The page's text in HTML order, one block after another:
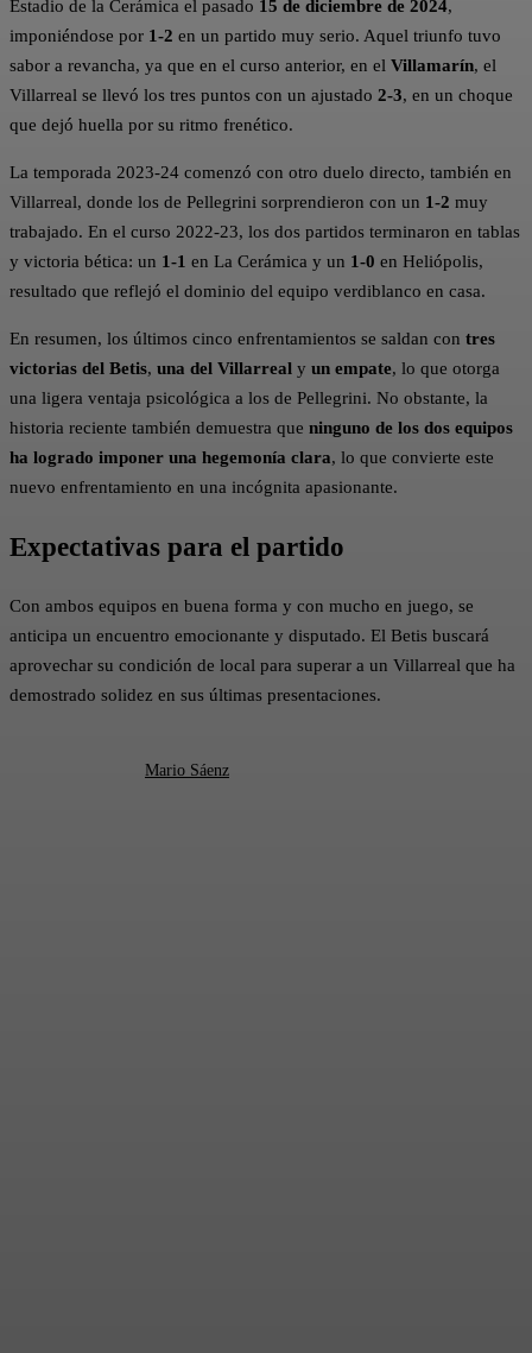
Estadio de la Cerámica el pasado 15 de diciembre de 2024,
imponiéndose por 1-2 en un partido muy serio. Aquel triunfo tuvo
sabor a revancha, ya que en el curso anterior, en el Villamarín, el
Villarreal se llevó los tres puntos con un ajustado 2-3, en un choque
que dejó huella por su ritmo frenético.
La temporada 2023-24 comenzó con otro duelo directo, también en
Villarreal, donde los de Pellegrini sorprendieron con un 1-2 muy
trabajado. En el curso 2022-23, los dos partidos terminaron en tablas
y victoria bética: un 1-1 en La Cerámica y un 1-0 en Heliópolis,
resultado que reflejó el dominio del equipo verdiblanco en casa.
En resumen, los últimos cinco enfrentamientos se saldan con tres
victorias del Betis, una del Villarreal y un empate, lo que otorga
una ligera ventaja psicológica a los de Pellegrini. No obstante, la
historia reciente también demuestra que ninguno de los dos equipos
ha logrado imponer una hegemonía clara, lo que convierte este
nuevo enfrentamiento en una incógnita apasionante.
Expectativas para el partido
Con ambos equipos en buena forma y con mucho en juego, se
anticipa un encuentro emocionante y disputado. El Betis buscará
aprovechar su condición de local para superar a un Villarreal que ha
demostrado solidez en sus últimas presentaciones.​
Mario Sáenz